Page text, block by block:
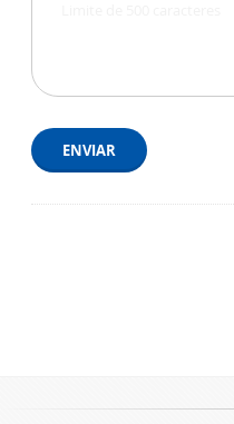
ENVIAR